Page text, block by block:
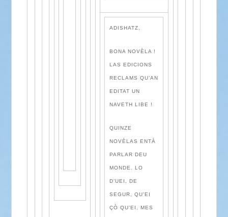
ADISHATZ,
BONA NOVÈLA !
LAS EDICIONS
RECLAMS QU’AN
EDITAT UN
NAVETH LIBE !
QUINZE
NOVÈLAS ENTÀ
PARLAR DEU
MONDE. LO
D’UEI, DE
SEGUR, QU’EI
ÇÒ QU’EI, MES